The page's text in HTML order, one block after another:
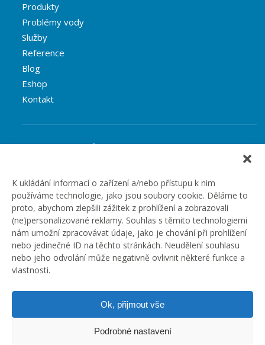
K ukládání informací o zařízení a/nebo přístupu k nim
používáme technologie, jako jsou soubory cookie. Děláme to
proto, abychom zlepšili zážitek z prohlížení a zobrazovali
(ne)personalizované reklamy. Souhlas s těmito technologiemi
nám umožní zpracovávat údaje, jako je chování při prohlížení
nebo jedinečné ID na těchto stránkách. Neudělení souhlasu
nebo jeho odvolání může negativně ovlivnit některé funkce a
vlastnosti.
Ok, přijmout vše
Podrobné nastavení
Produkty
Problémy vody
Služby
Reference
Blog
Eshop
Kontakt
Rubriky článků
Podcast
Případové studie
Realizované zakázky
Slovník
Zaměstnání